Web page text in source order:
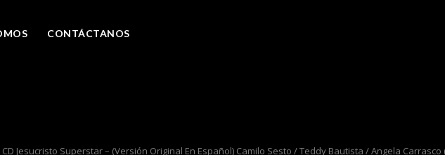
CONTÁCTANOS
CD Jesucristo Superstar – (Versión Original En Español) Camilo Sesto / Teddy Bautista / Angela Carrasco